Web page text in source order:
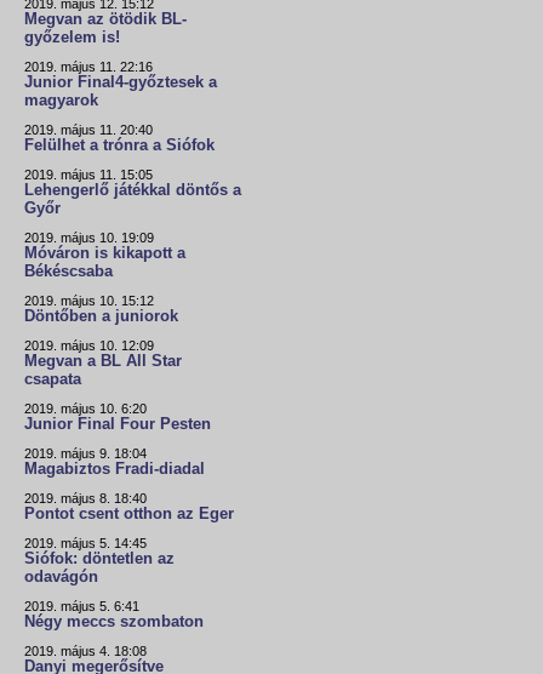
2019. május 12. 15:12
Megvan az ötödik BL-
győzelem is!
2019. május 11. 22:16
Junior Final4-győztesek a
magyarok
2019. május 11. 20:40
Felülhet a trónra a Siófok
2019. május 11. 15:05
Lehengerlő játékkal döntős a
Győr
2019. május 10. 19:09
Móváron is kikapott a
Békéscsaba
2019. május 10. 15:12
Döntőben a juniorok
2019. május 10. 12:09
Megvan a BL All Star
csapata
2019. május 10. 6:20
Junior Final Four Pesten
2019. május 9. 18:04
Magabiztos Fradi-diadal
2019. május 8. 18:40
Pontot csent otthon az Eger
2019. május 5. 14:45
Siófok: döntetlen az
odavágón
2019. május 5. 6:41
Négy meccs szombaton
2019. május 4. 18:08
Danyi megerősítve